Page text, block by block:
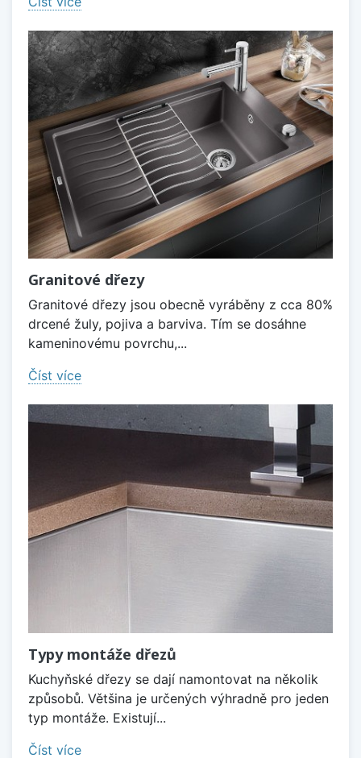
Granitové dřezy
Granitové dřezy jsou obecně vyráběny z cca 80%
drcené žuly, pojiva a barviva. Tím se dosáhne
kameninovému povrchu,...
Číst více
Typy montáže dřezů
Kuchyňské dřezy se dají namontovat na několik
způsobů. Většina je určených výhradně pro jeden
typ montáže. Existují...
Číst více